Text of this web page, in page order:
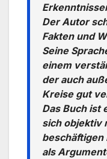
Der Autor
Fakten und
Seine
einem
der auch
Kreise gut
Das Buch ist
sich objektiv
beschäftigen
als